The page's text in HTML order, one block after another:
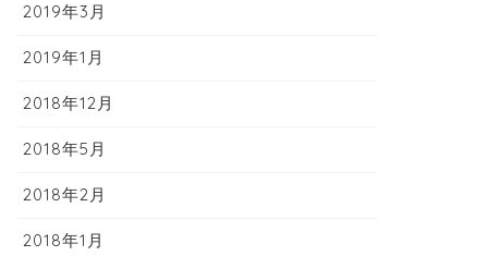
2019年3月
2019年1月
2018年12月
2018年5月
2018年2月
2018年1月